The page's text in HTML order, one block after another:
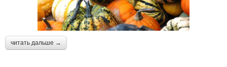
читать дальше →